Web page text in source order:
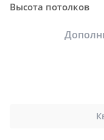
Высота потолков